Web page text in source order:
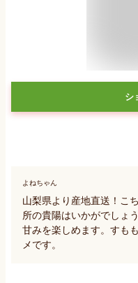
シ
よねちゃん
山梨県より産地直送！こ
所の貴陽はいかがでしょ
甘みを楽しめます。すも
メです。